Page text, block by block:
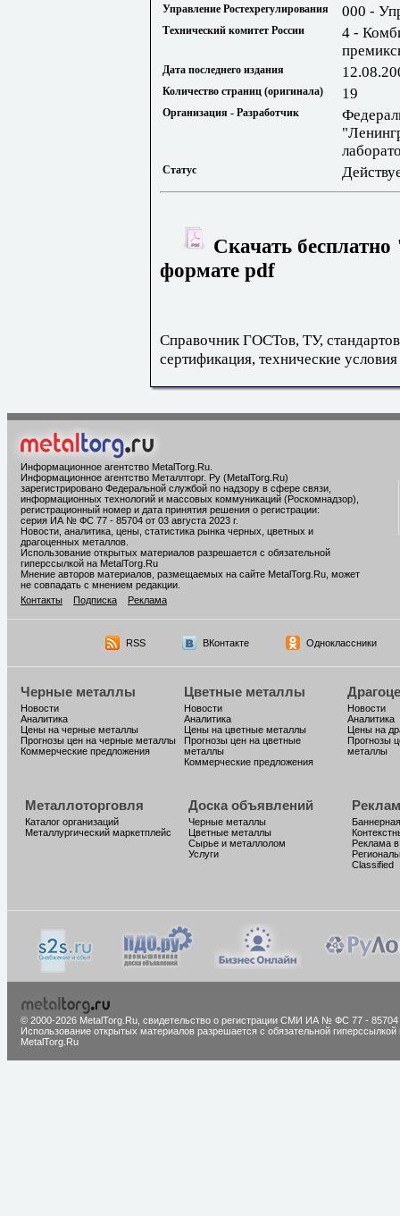
Управление Ростехрегулирования 000 -
Технический комитет России
4 -
Дата последнего издания
Количество страниц (оригинала) 19
Организация - Разработчик
Статус
Скачать
формате pdf
Справочник ГОСТов, ТУ,
сертификация, технические условия
Информационное агентство MetalTorg.Ru
Информационное агентство Металлторг. Ру (MetalTorg.Ru)
зарегистрировано Федеральной службой по надзору в сфере связи,
информационных технологий и массовых коммуникаций (Роскомнадзор),
регистрационный номер и дата принятия решения о регистрации:
серия ИА № ФС 77 - 85704 от 03 августа 2023 г.
Новости, аналитика, цены, статистика рынка черных, цветных и
драгоценных металлов.
Использование открытых материалов разрешается с обязательной
гиперссылкой на MetalTorg.Ru
Мнение авторов материалов, размещаемых на сайте MetalTorg.Ru, может
не совпадать с мнением редакции.
Контакты
Подписка Реклама
RSS ВКонтакте Одноклассники
Черные металлы
Новости
Аналитика
Цены на черные металлы
Прогнозы цен на черные металлы
Коммерческие предложения
Цветные металлы
Новости
Аналитика
Цены на цветные металлы
Прогнозы цен на цветные
металлы
Коммерческие предложения
Новости
Аналитика
Цены на
Прогнозы
металлы
Металлоторговля
Каталог организаций
Металлургический маркетплейс
Доска объявлений
Черные металлы
Цветные металлы
Сырье и металлолом
Услуги
Реклама
Classified
© 2000-2026 MetalTorg.Ru, cвидетельство о регистрации СМИ ИА № ФС 77 - 85704
Использование открытых материалов разрешается с обязательной гиперссылкой
MetalTorg.Ru